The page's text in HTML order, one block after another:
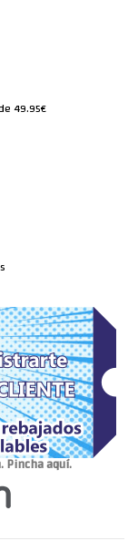
49.95€
Pincha aquí.